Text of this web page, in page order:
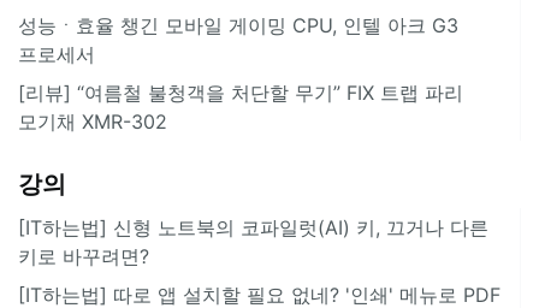
성능ㆍ효율 챙긴 모바일 게이밍 CPU, 인텔 아크 G3
프로세서
[리뷰] “여름철 불청객을 처단할 무기” FIX 트랩 파리
모기채 XMR-302
강의
[IT하는법] 신형 노트북의 코파일럿(AI) 키, 끄거나 다른
키로 바꾸려면?
[IT하는법] 따로 앱 설치할 필요 없네? '인쇄' 메뉴로 PDF